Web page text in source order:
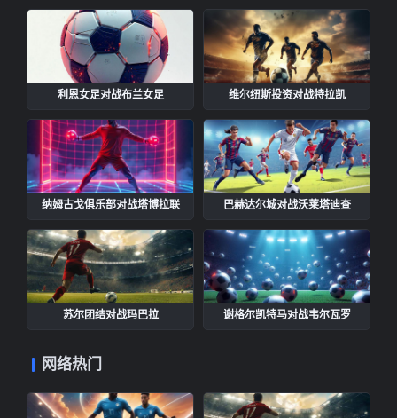
利恩女足对战布兰女足 维尔纽斯投资对战特拉凯
纳姆古戈俱乐部对战塔博拉联 巴赫达尔城对战沃莱塔迪查
苏尔团结对战玛巴拉 谢格尔凯特马对战韦尔瓦罗
网络热门